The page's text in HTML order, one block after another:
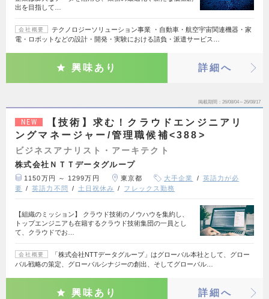
出を目指して…
会社概要
テクノロジーソリューション事業 ・自動車・航空宇宙関連機器・家
電・ロボットなどの設計・開発・実験における請負・派遣サービス…
興味あり 詳細へ
掲載期間 26/08/04～26/08/17
NEW
【技術】求む！クラウドエンジニアリ
ングマネージャー/管理職候補<388>
ビジネスアナリスト・アーキテクト
株式会社ＮＴＴデータグループ
1150万円 ～ 1299万円 東京都 大手企業
英語力が必
要
英語力不問 土日祝休み フレックス勤務
【組織のミッション】 クラウド技術のノウハウを集約し、
トップエンジニアも在籍するクラウド技術集団の一員とし
て、クラウドでお…
会社概要
「株式会社NTTデータグループ」はグローバル本社として、グロー
バル戦略の策定、グローバルシナジーの創出、そしてグローバル…
興味あり 詳細へ